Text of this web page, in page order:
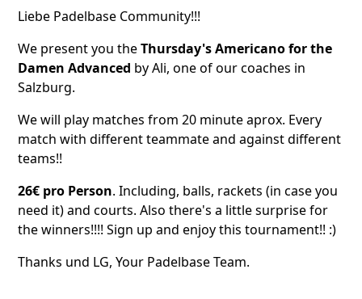
Liebe Padelbase Community!!!
We present you theThursday's Americano for the
Damen Advanced by Ali, one of our coaches in
Salzburg.
We will play matches from 20 minute aprox. Every
match with different teammate and against different
teams!!
26€ pro Person. Including, balls, rackets (in case you
need it) and courts. Also there's a little surprise for
the winners!!!! Sign up and enjoy this tournament!! :)
Thanks und LG, Your Padelbase Team.